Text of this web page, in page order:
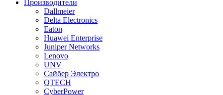
Производители
Dallmeier
Delta Electronics
Eaton
Huawei Enterprise
Juniper Networks
Lenovo
UNV
Сайбер Электро
QTECH
CyberPower